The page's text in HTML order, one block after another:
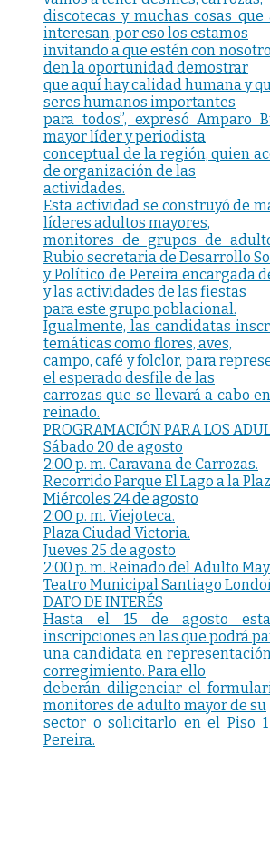
discotecas y muchas cosas
interesan, por eso los estamos
invitando a que estén con
den la oportunidad demostrar
que aquí hay calidad humana y
seres humanos importantes
para todos”, expresó Amparo
mayor líder y periodista
conceptual de la región, quien
de organización de las
actividades.
Esta actividad se construyó de
líderes adultos mayores,
monitores de grupos de
Rubio secretaria de Desarrollo
y Político de Pereira encargada
y las actividades de las fiestas
para este grupo poblacional.
Igualmente, las candidatas
temáticas como flores, aves,
campo, café y folclor, para
el esperado desfile de las
carrozas que se llevará a cabo
reinado.
PROGRAMACIÓN PARA LOS
Sábado 20 de agosto
2:00 p. m. Caravana de Carrozas.
Recorrido Parque El Lago a la
Miércoles 24 de agosto
2:00 p. m. Viejoteca.
Plaza Ciudad Victoria.
Jueves 25 de agosto
2:00 p. m. Reinado del Adulto
Teatro Municipal Santiago
DATO DE INTERÉS
Hasta el 15 de agosto
inscripciones en las que podrá
una candidata en
corregimiento. Para ello
deberán diligenciar el
monitores de adulto mayor de su
sector o solicitarlo en el Piso
Pereira.